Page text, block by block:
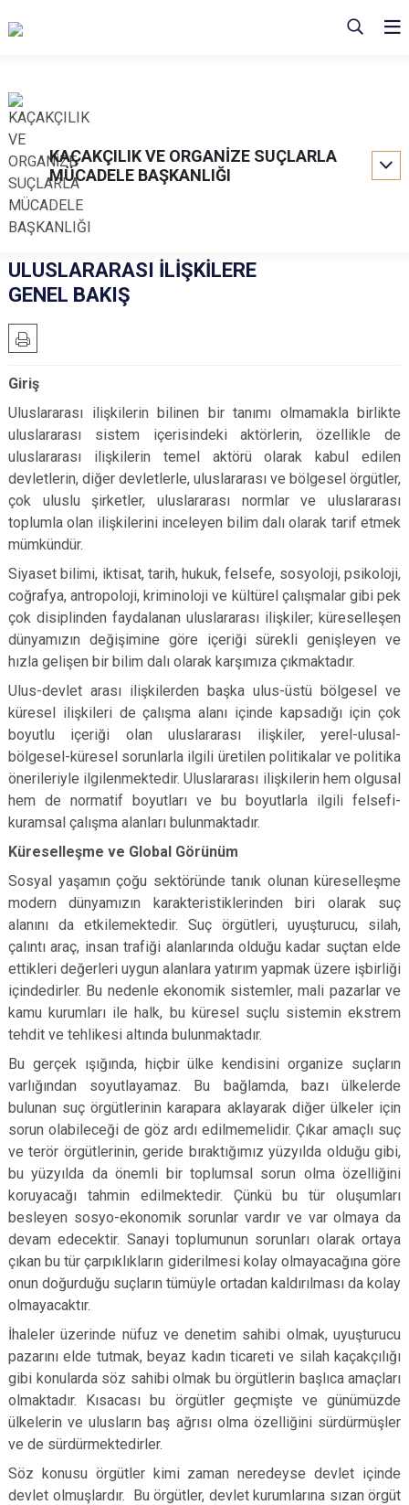
KAÇAKÇILIK VE ORGANİZE SUÇLARLA
MÜCADELE BAŞKANLIĞI
ULUSLARARASI İLİŞKİLERE
GENEL BAKIŞ
Giriş
Uluslararası ilişkilerin bilinen bir tanımı olmamakla birlikte
uluslararası sistem içerisindeki aktörlerin, özellikle de
uluslararası ilişkilerin temel aktörü olarak kabul edilen
devletlerin, diğer devletlerle, uluslararası ve bölgesel örgütler,
çok uluslu şirketler, uluslararası normlar ve uluslararası
toplumla olan ilişkilerini inceleyen bilim dalı olarak tarif etmek
mümkündür.
Siyaset bilimi, iktisat, tarih, hukuk, felsefe, sosyoloji, psikoloji,
coğrafya, antropoloji, kriminoloji ve kültürel çalışmalar gibi pek
çok disiplinden faydalanan uluslararası ilişkiler; küreselleşen
dünyamızın değişimine göre içeriği sürekli genişleyen ve
hızla gelişen bir bilim dalı olarak karşımıza çıkmaktadır.
Ulus-devlet arası ilişkilerden başka ulus-üstü bölgesel ve
küresel ilişkileri de çalışma alanı içinde kapsadığı için çok
boyutlu içeriği olan uluslararası ilişkiler, yerel-ulusal-
bölgesel-küresel sorunlarla ilgili üretilen politikalar ve politika
önerileriyle ilgilenmektedir. Uluslararası ilişkilerin hem olgusal
hem de normatif boyutları ve bu boyutlarla ilgili felsefi-
kuramsal çalışma alanları bulunmaktadır.
Küreselleşme ve Global Görünüm
Sosyal yaşamın çoğu sektöründe tanık olunan küreselleşme
modern dünyamızın karakteristiklerinden biri olarak suç
alanını da etkilemektedir. Suç örgütleri, uyuşturucu, silah,
çalıntı araç, insan trafiği alanlarında olduğu kadar suçtan elde
ettikleri değerleri uygun alanlara yatırım yapmak üzere işbirliği
içindedirler. Bu nedenle ekonomik sistemler, mali pazarlar ve
kamu kurumları ile halk, bu küresel suçlu sistemin ekstrem
tehdit ve tehlikesi altında bulunmaktadır.
Bu gerçek ışığında, hiçbir ülke kendisini organize suçların
varlığından soyutlayamaz. Bu bağlamda, bazı ülkelerde
bulunan suç örgütlerinin karapara aklayarak diğer ülkeler için
sorun olabileceği de göz ardı edilmemelidir. Çıkar amaçlı suç
ve terör örgütlerinin, geride bıraktığımız yüzyılda olduğu gibi,
bu yüzyılda da önemli bir toplumsal sorun olma özelliğini
koruyacağı tahmin edilmektedir. Çünkü bu tür oluşumları
besleyen sosyo-ekonomik sorunlar vardır ve var olmaya da
devam edecektir. Sanayi toplumunun sorunları olarak ortaya
çıkan bu tür çarpıklıkların giderilmesi kolay olmayacağına göre
onun doğurduğu suçların tümüyle ortadan kaldırılması da kolay
olmayacaktır.
İhaleler üzerinde nüfuz ve denetim sahibi olmak, uyuşturucu
pazarını elde tutmak, beyaz kadın ticareti ve silah kaçakçılığı
gibi konularda söz sahibi olmak bu örgütlerin başlıca amaçları
olmaktadır. Kısacası bu örgütler geçmişte ve günümüzde
ülkelerin ve ulusların baş ağrısı olma özelliğini sürdürmüşler
ve de sürdürmektedirler.
Söz konusu örgütler kimi zaman neredeyse devlet içinde
devlet olmuşlardır. Bu örgütler, devlet kurumlarına sızan örgüt